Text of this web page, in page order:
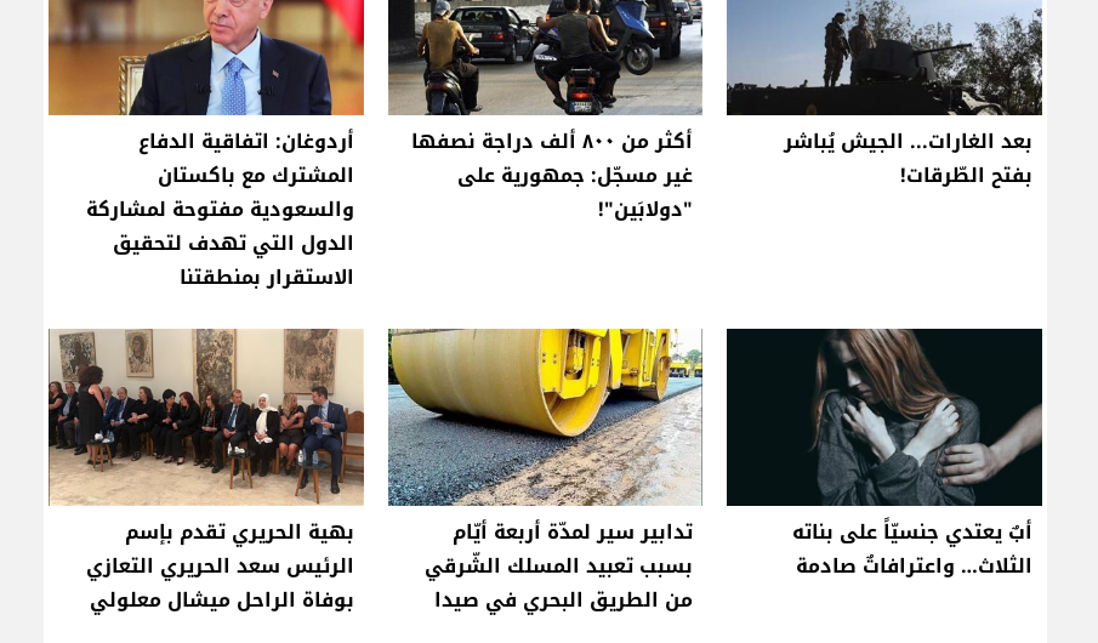
بعد الغارات... الجيش يُباشر
بفتح الطّرقات!
أكثر من ٨٠٠ ألف دراجة نصفها
غير مسجّل: جمهورية على
"دولابَين"!
أردوغان: اتفاقية الدفاع
المشترك مع باكستان
والسعودية مفتوحة لمشاركة
الدول التي تهدف لتحقيق
الاستقرار بمنطقتنا
أبٌ يعتدي جنسيّاً على بناته
الثلاث… واعترافاتٌ صادمة
تدابير سير لمدّة أربعة أيّام
بسبب تعبيد المسلك الشّرقي
من الطريق البحري في صيدا
بهية الحريري تقدم بإسم
الرئيس سعد الحريري التعازي
بوفاة الراحل ميشال معلولي